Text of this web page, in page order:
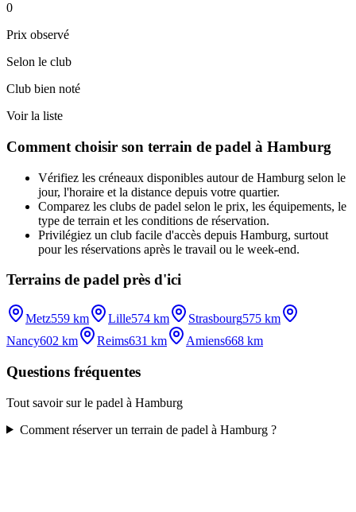
0
Prix observé
Selon le club
Club bien noté
Voir la liste
Comment choisir son terrain de padel à Hamburg
Vérifiez les créneaux disponibles autour de Hamburg selon le
jour, l'horaire et la distance depuis votre quartier.
Comparez les clubs de padel selon le prix, les équipements, le
type de terrain et les conditions de réservation.
Privilégiez un club facile d'accès depuis Hamburg, surtout
pour les réservations après le travail ou le week-end.
Terrains de padel près d'ici
Metz559 km Lille574 km Strasbourg575 km
Nancy602 km Reims631 km Amiens668 km
Questions fréquentes
Tout savoir sur le padel à Hamburg
Comment réserver un terrain de padel à Hamburg ?